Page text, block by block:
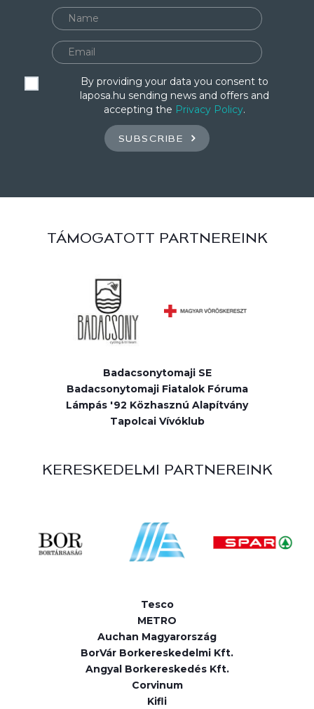
By providing your data you consent to
laposa.hu sending news and offers and
accepting the Privacy Policy.
SUBSCRIBE
TÁMOGATOTT PARTNEREINK
Badacsonytomaji SE
Badacsonytomaji Fiatalok Fóruma
Lámpás '92 Közhasznú Alapítvány
Tapolcai Vívóklub
KERESKEDELMI PARTNEREINK
Tesco
METRO
Auchan Magyarország
BorVár Borkereskedelmi Kft.
Angyal Borkereskedés Kft.
Corvinum
Kifli